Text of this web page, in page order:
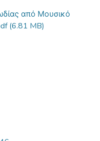
από Μουσικό
(6.81 MB)